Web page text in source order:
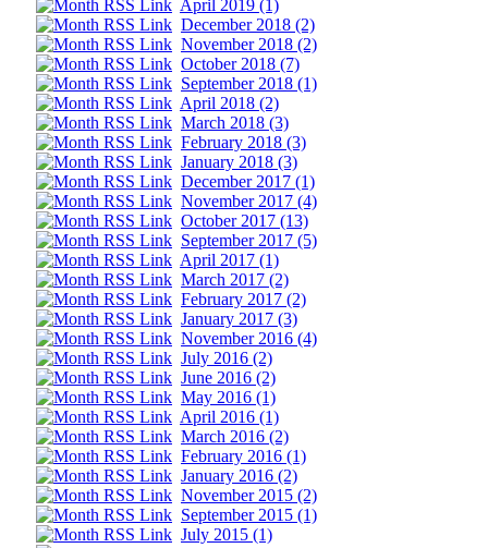
April 2019 (1)
December 2018 (2)
November 2018 (2)
October 2018 (7)
September 2018 (1)
April 2018 (2)
March 2018 (3)
February 2018 (3)
January 2018 (3)
December 2017 (1)
November 2017 (4)
October 2017 (13)
September 2017 (5)
April 2017 (1)
March 2017 (2)
February 2017 (2)
January 2017 (3)
November 2016 (4)
July 2016 (2)
June 2016 (2)
May 2016 (1)
April 2016 (1)
March 2016 (2)
February 2016 (1)
January 2016 (2)
November 2015 (2)
September 2015 (1)
July 2015 (1)